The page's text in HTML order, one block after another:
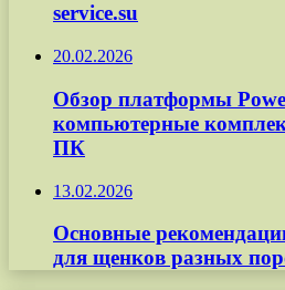
service.su
20.02.2026
Обзор платформы
компьютерные
ПК
13.02.2026
Основные
для щенков разных